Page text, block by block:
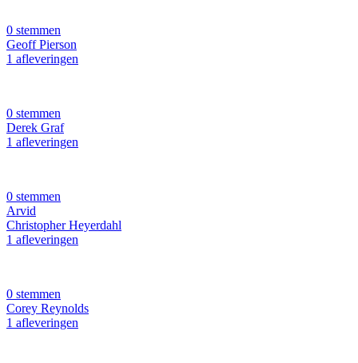
0 stemmen
Geoff Pierson
1 afleveringen
0 stemmen
Derek Graf
1 afleveringen
0 stemmen
Arvid
Christopher Heyerdahl
1 afleveringen
0 stemmen
Corey Reynolds
1 afleveringen